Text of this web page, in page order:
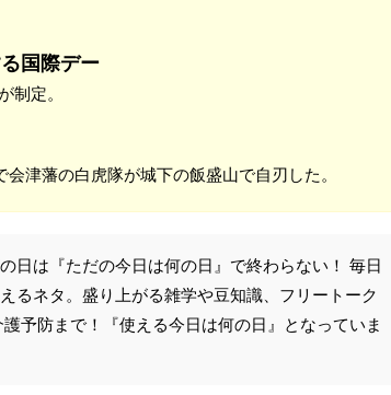
国際デー
制定。
津藩の白虎隊が城下の飯盛山で自刃した。
日は『ただの今日は何の日』で終わらない！ 毎日
るネタ。盛り上がる雑学や豆知識、フリートーク
予防まで！『使える今日は何の日』となっていま